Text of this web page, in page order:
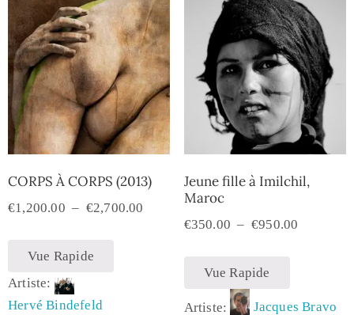
CORPS À CORPS (2013)
€1,200.00 – €2,700.00
Vue Rapide
Artiste:
Hervé Bindefeld
Jeune fille à Imilchil,
Maroc
€350.00 – €950.00
Vue Rapide
Artiste: Jacques Bravo